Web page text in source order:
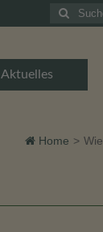
Suchen
nach:
Aktuelles
Home >